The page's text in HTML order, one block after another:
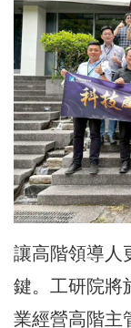
讓高階領導人
鍵。工研院將
業經營高階主